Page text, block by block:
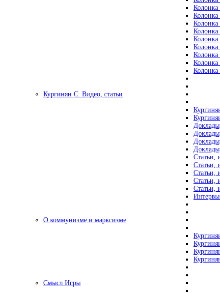
Колонка
Колонка
Колонка
Колонка
Колонка
Колонка
Колонка
Колонка
Колонка
Кургинян С. Видео, статьи
Статьи,
Статьи,
Статьи,
Статьи,
Статьи,
О коммунизме и марксизме
Смысл Игры